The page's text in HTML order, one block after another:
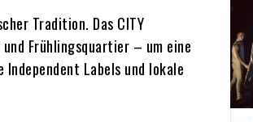
Tradition. Das CITY
Frühlingsquartier – um eine
Labels und lokale